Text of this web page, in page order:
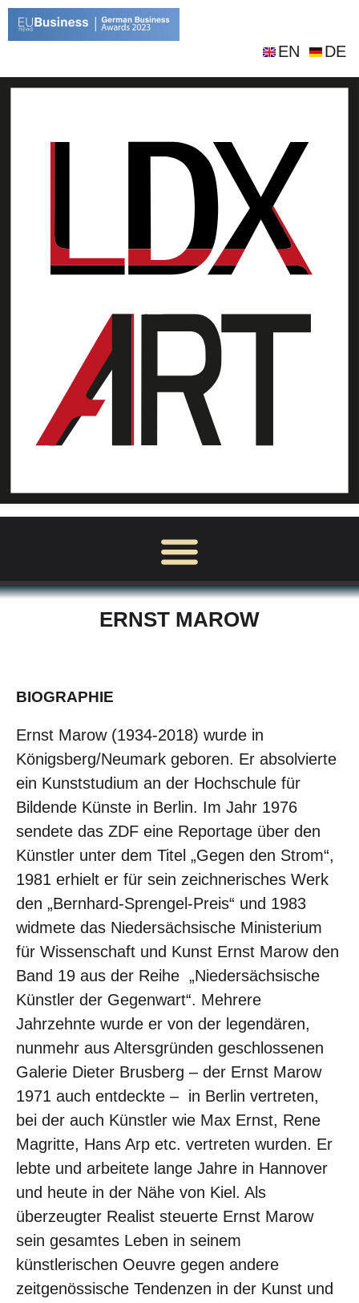
EN DE
ERNST MAROW
BIOGRAPHIE
Ernst Marow (1934-2018) wurde in
Königsberg/Neumark geboren. Er absolvierte
ein Kunststudium an der Hochschule für
Bildende Künste in Berlin. Im Jahr 1976
sendete das ZDF eine Reportage über den
Künstler unter dem Titel „Gegen den Strom“,
1981 erhielt er für sein zeichnerisches Werk
den „Bernhard-Sprengel-Preis“ und 1983
widmete das Niedersächsische Ministerium
für Wissenschaft und Kunst Ernst Marow den
Band 19 aus der Reihe „Niedersächsische
Künstler der Gegenwart“. Mehrere
Jahrzehnte wurde er von der legendären,
nunmehr aus Altersgründen geschlossenen
Galerie Dieter Brusberg – der Ernst Marow
1971 auch entdeckte – in Berlin vertreten,
bei der auch Künstler wie Max Ernst, Rene
Magritte, Hans Arp etc. vertreten wurden. Er
lebte und arbeitete lange Jahre in Hannover
und heute in der Nähe von Kiel. Als
überzeugter Realist steuerte Ernst Marow
sein gesamtes Leben in seinem
künstlerischen Oeuvre gegen andere
zeitgenössische Tendenzen in der Kunst und